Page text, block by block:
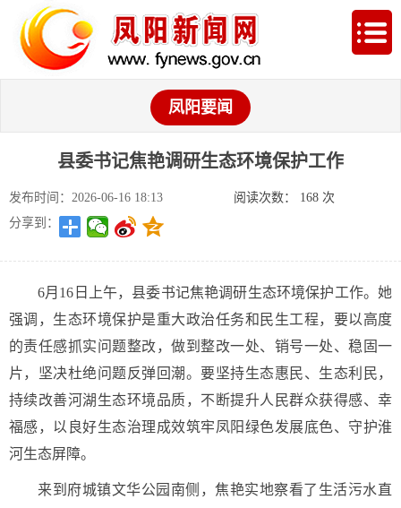
凤阳要闻
县委书记焦艳调研生态环境保护工作
发布时间：2026-06-16 18:13 阅读次数： 168 次
分享到：
6月16日上午，县委书记焦艳调研生态环境保护工作。她
强调，生态环境保护是重大政治任务和民生工程，要以高度
的责任感抓实问题整改，做到整改一处、销号一处、稳固一
片，坚决杜绝问题反弹回潮。要坚持生态惠民、生态利民，
持续改善河湖生态环境品质，不断提升人民群众获得感、幸
福感，以良好生态治理成效筑牢凤阳绿色发展底色、守护淮
河生态屏障。
来到府城镇文华公园南侧，焦艳实地察看了生活污水直